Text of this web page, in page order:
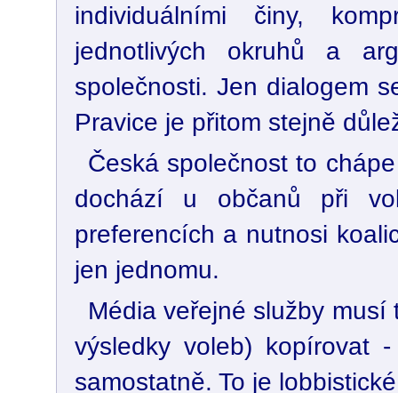
individuálními činy,
jednotlivých okruhů a
společnosti. Jen dialogem
Pravice je přitom stejně
Česká společnost to
dochází u občanů při
preferencích a nutnosi
jen jednomu.
Média veřejné služby
výsledky voleb) kopírovat
samostatně. To je